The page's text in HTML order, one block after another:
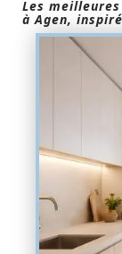
Les
à Agen,